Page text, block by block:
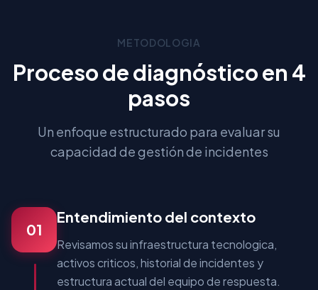
METODOLOGIA
Proceso de diagnóstico en 4
pasos
Un enfoque estructurado para evaluar su
capacidad de gestión de incidentes
01
Entendimiento del contexto
Revisamos su infraestructura tecnologica,
activos criticos, historial de incidentes y
estructura actual del equipo de respuesta.